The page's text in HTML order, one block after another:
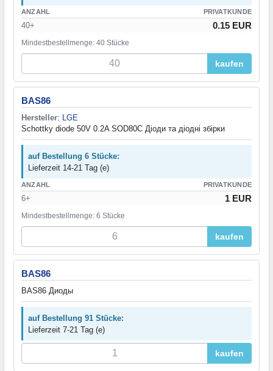
ANZAHL PRIVATKUNDE
40+ 0.15 EUR
Mindestbestellmenge: 40 Stücke
kaufen
BAS86
Hersteller: LGE
Schottky diode 50V 0.2A SOD80C Діоди та діодні збірки
auf Bestellung 6 Stücke:
Lieferzeit 14-21 Tag (e)
ANZAHL PRIVATKUNDE
6+ 1 EUR
Mindestbestellmenge: 6 Stücke
kaufen
BAS86
BAS86 Диоды
auf Bestellung 91 Stücke:
Lieferzeit 7-21 Tag (e)
kaufen